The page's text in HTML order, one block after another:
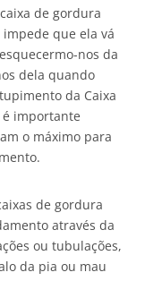
de gordura
que ela vá
nos da
dela quando
da Caixa
é importante
o máximo para
de gordura
através da
ou tubulações,
da pia ou mau